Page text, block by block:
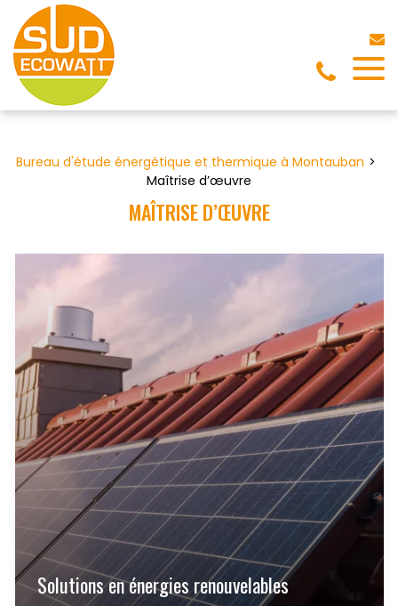
Bureau d'étude énergétique et thermique à Montauban
Maîtrise d’œuvre
MAÎTRISE D’ŒUVRE
Solutions en énergies renouvelables
Panneau de gestion des cookies